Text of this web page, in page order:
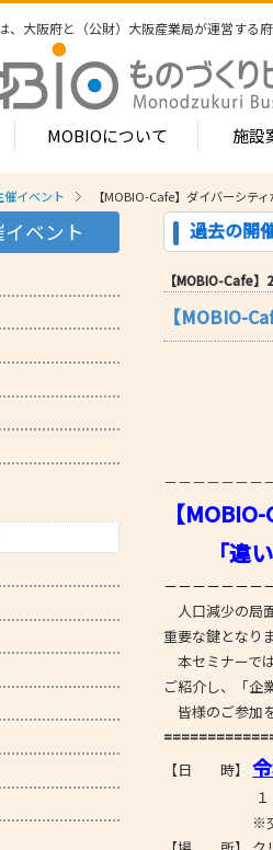
、大阪府と（公財）大阪産業局が運営する
MOBIOについて
MOBIOのサービス
- ワンストップサービス
- 常設展示場
- MOBIOインキュベート支援
- 取引適正化講習会
- 産学連携の支援
- 知的財産に関する支援
- 技術者育成の支援
- メールマガジン
- ものづくり取引あっせん
- ものづくりB2Bネットワーク
- MOBIOイノベーションセンター
施設
- フロ
1-2階
常設
3階
4階（
イベント 【MOBIO-Cafe】ダイバーシテ
ベント 過去の開
【MOBIO-Cafe
【MOBIO-
－－－－－－－
【
「違い
－－－－－－－
人口減少の局
重要な鍵となりま
本セミナーで
ご紹介し、「企
皆様のご参
【日 時】
１８：０
※交流会